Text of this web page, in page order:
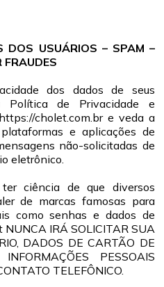
DOS USUÁRIOS – SPAM –
FRAUDES
dos dados de seus
Política de Privacidade e
cholet.com.br e veda a
e aplicações de
não-solicitadas de
eletrônico.
ciência de que diversos
de marcas famosas para
como senhas e dados de
IRÁ SOLICITAR SUA
DADOS DE CARTÃO DE
PESSOAIS
TELEFÔNICO.